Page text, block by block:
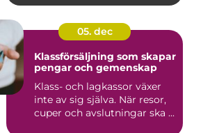
05. dec
Klassförsäljning som skapar
pengar och gemenskap
Klass- och lagkassor växer
inte av sig själva. När resor,
cuper och avslutningar ska ...